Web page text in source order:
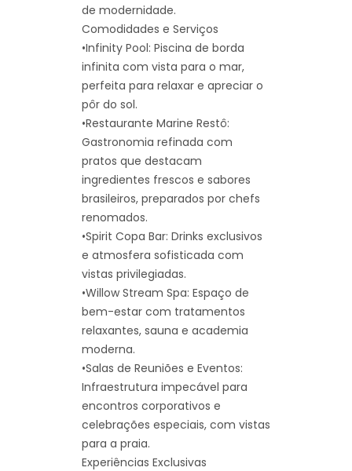
de modernidade.
Comodidades e Serviços
•Infinity Pool: Piscina de borda
infinita com vista para o mar,
perfeita para relaxar e apreciar o
pôr do sol.
•Restaurante Marine Restô:
Gastronomia refinada com
pratos que destacam
ingredientes frescos e sabores
brasileiros, preparados por chefs
renomados.
•Spirit Copa Bar: Drinks exclusivos
e atmosfera sofisticada com
vistas privilegiadas.
•Willow Stream Spa: Espaço de
bem-estar com tratamentos
relaxantes, sauna e academia
moderna.
•Salas de Reuniões e Eventos:
Infraestrutura impecável para
encontros corporativos e
celebrações especiais, com vistas
para a praia.
Experiências Exclusivas